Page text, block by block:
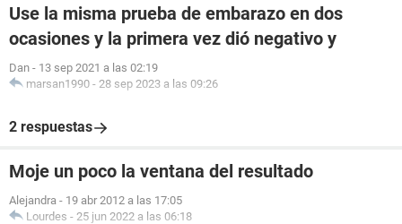
Use la misma prueba de embarazo en dos
ocasiones y la primera vez dió negativo y
Dan - 13 sep 2021 a las 02:19
marsan1990 - 28 sep 2023 a las 09:26
2 respuestas
Moje un poco la ventana del resultado
Alejandra - 19 abr 2012 a las 17:05
Lourdes - 25 jun 2022 a las 06:18